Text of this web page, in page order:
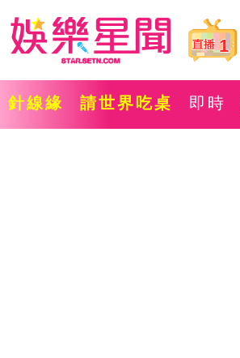
1
針線緣 請世界吃桌 即時